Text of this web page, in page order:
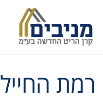
רמת החייל